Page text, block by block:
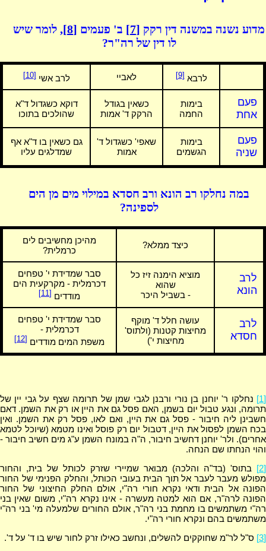
מדוע נשנה במשנה דין רקק [7] ב' פעמים [8]
, לומר שיש
לו דין של רה"ר?
לרבא[9] לאביי לרב אשי[10]
פעם
אחת
בימות
החמה
כשאין בגודל
הרקק ד' אמות
דוקא כשגדול ד"א
שהולכים בתוכו
פעם
שניה
בימות
הגשמים
שאפי' כשגדול ד'
אמות
גם כשאין בו ד"א אף
שמדלגים עליו
במה נחלקו רב הונא ורב חסדא במילוי מים מן הים
לספינה?
כיצד ממלא?
מהיכן מחשיבים לים
כרמלית?
לרב
הונא
מוציא הימנה זיז כל
שהוא
- בשביל היכר
סבר שמדידת י' טפחים
דכרמלית - מקרקעית הים
מודדים [11]
לרב
חסדא
עושה חלל ד' מוקף
מחיצות קטנות (ולתוס'
מחיצות י')
סבר שמדידת י' טפחים
דכרמלית -
משפת המים מודדים [12]
[1]
נחלקו ר' יוחנן בן נורי ורבנן לגבי שמן של תרומה שצף על גבי יין של
תרומה, ונגע טבול יום בשמן, האם פסל גם את היין או רק את השמן. דאם
חשבינן ליה חיבור - פסל גם את היין, ואם לאו, פסל רק את השמן. ואין
בכח השמן לפסול את היין, דטבול יום רק פוסל ואינו מטמא (שיוכל לטמא
אחרים). ולר' יוחנן דחשיב חיבור, ה"ה במונח השמן ע"ג מים חשיב חיבור -
והוי הנחתו שם הנחה.
[2]
בתוס' (בד"ה והלכה) מבואר שמיירי שזרק לכותל של בית, והחור
מפולש מעבר לעבר אל תוך הבית בעובי הכותל, והחלק הפנימי של החור
הפונה אל הבית ודאי נקרא חורי רה"י, אולם החלק החיצוני של החור
הפונה לרה"ר, אם הוא למטה מעשרה - אינו נקרא רה"י, משום שאין בני
רה"י משתמשים בו מחמת בני רה"ר, אולם החורים שלמעלה מי' בני רה"י
משתמשים בהם ונקרא חורי רה"י.
[3]
ס"ל לר"מ שחוקקים להשלים, ונחשב כאילו זרק לחור שיש בו ד' על ד'.